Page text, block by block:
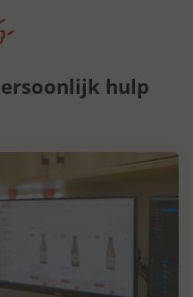
hulp